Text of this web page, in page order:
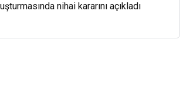
nihai kararını açıkladı